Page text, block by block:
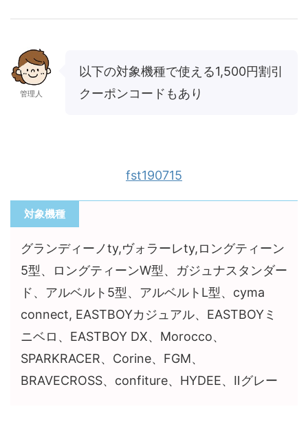
管理人
以下の対象機種で使える1,500円割引
クーポンコードもあり
fst190715
対象機種
グランディーノty,ヴォラーレty,ロングティーン
5型、ロングティーンW型、ガジュナスタンダー
ド、アルベルト5型、アルベルトL型、cyma
connect, EASTBOYカジュアル、EASTBOYミ
ニベロ、EASTBOY DX、Morocco、
SPARKRACER、Corine、FGM、
BRAVECROSS、confiture、HYDEE、Ⅱグレー